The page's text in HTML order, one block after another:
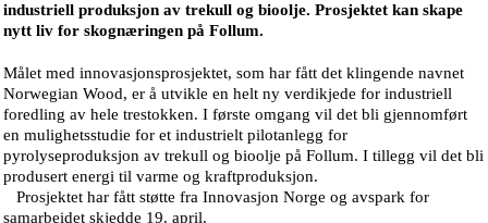
industriell produksjon av trekull og bioolje. Prosjektet kan skape
nytt liv for skognæringen på Follum.
Målet med innovasjonsprosjektet, som har fått det klingende navnet
Norwegian Wood, er å utvikle en helt ny verdikjede for industriell
foredling av hele trestokken. I første omgang vil det bli gjennomført
en mulighetsstudie for et industrielt pilotanlegg for
pyrolyseproduksjon av trekull og bioolje på Follum. I tillegg vil det bli
produsert energi til varme og kraftproduksjon.
Prosjektet har fått støtte fra Innovasjon Norge og avspark for
samarbeidet skjedde 19. april.